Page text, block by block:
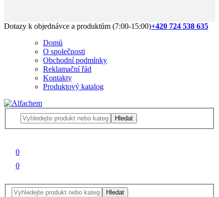
Dotazy k objednávce a produktům (7:00-15:00)+420 724 538 635
Domů
O společnosti
Obchodní podmínky
Reklamační řád
Kontakty
Produktový katalog
Hledat
0
0
Hledat